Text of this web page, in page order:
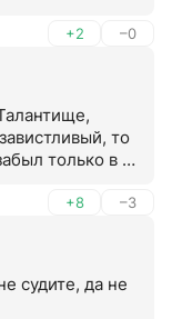
+2 –0
то
только в
+8 –3
судите, да не